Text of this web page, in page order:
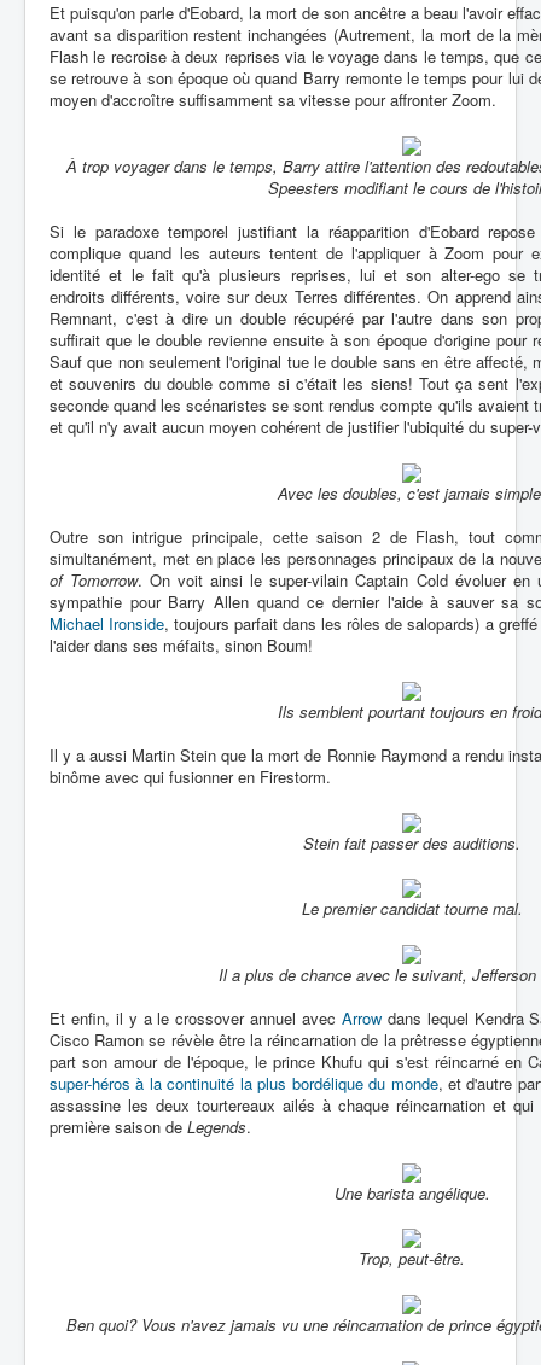
Et puisqu'on parle d'Eobard, la mort de son ancêtre a beau l'avoir
avant sa disparition restent inchangées (Autrement, la mort de la
Flash le recroise à deux reprises via le voyage dans le temps, que
se retrouve à son époque où quand Barry remonte le temps pour lui
moyen d'accroître suffisamment sa vitesse pour affronter Zoom.
À trop voyager dans le temps, Barry attire l'attention des
Speesters modifiant le cours de
Si le paradoxe temporel justifiant la réapparition d'Eobard
complique quand les auteurs tentent de l'appliquer à Zoom pour
identité et le fait qu'à plusieurs reprises, lui et son alter-ego se
endroits différents, voire sur deux Terres différentes. On apprend
Remnant, c'est à dire un double récupéré par l'autre dans son
suffirait que le double revienne ensuite à son époque d'origine pour
Sauf que non seulement l'original tue le double sans en être affecté,
et souvenirs du double comme si c'était les siens! Tout ça sent
seconde quand les scénaristes se sont rendus compte qu'ils avaient
et qu'il n'y avait aucun moyen cohérent de justifier l'ubiquité du super-
Avec les doubles, c'est jamais
Outre son intrigue principale, cette saison 2 de Flash, tout
simultanément, met en place les personnages principaux de la
of Tomorrow. On voit ainsi le super-vilain Captain Cold évoluer en
sympathie pour Barry Allen quand ce dernier l'aide à sauver sa
Michael Ironside, toujours parfait dans les rôles de salopards) a
l'aider dans ses méfaits, sinon Boum!
Ils semblent pourtant toujours en
Il y a aussi Martin Stein que la mort de Ronnie Raymond a rendu
binôme avec qui fusionner en Firestorm.
Stein fait passer des auditions.
Le premier candidat tourne mal.
Il a plus de chance avec le suivant,
Et enfin, il y a le crossover annuel avec Arrowdans lequel Kendra
Cisco Ramon se révèle être la réincarnation de la prêtresse
part son amour de l'époque, le prince Khufu qui s'est réincarné en
super-héros à la continuité la plus bordélique du monde, et d'autre
assassine les deux tourtereaux ailés à chaque réincarnation et
première saison de Legends.
Une barista angélique.
Trop, peut-être.
Ben quoi? Vous n'avez jamais vu une réincarnation de prince